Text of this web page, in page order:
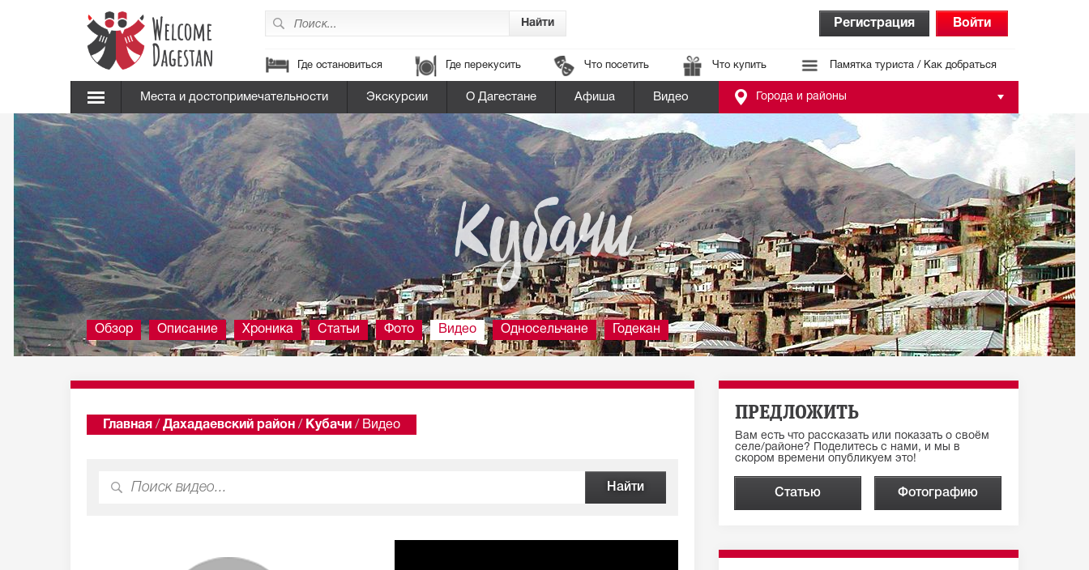
Регистрация Войти
Где остановиться Где перекусить Что посетить Что купить Памятка туриста / Как добраться
Места и достопримечательности Экскурсии О Дагестане Афиша Видео Города и районы
Кубачи
Обзор Описание Хроника Статьи Фото Видео Односельчане Годекан
Главная / Дахадаевский район / Кубачи / Видео
ПРЕДЛОЖИТЬ
Вам есть что рассказать или показать о своём
селе/районе? Поделитесь с нами, и мы в
скором времени опубликуем это!
Статью Фотографию